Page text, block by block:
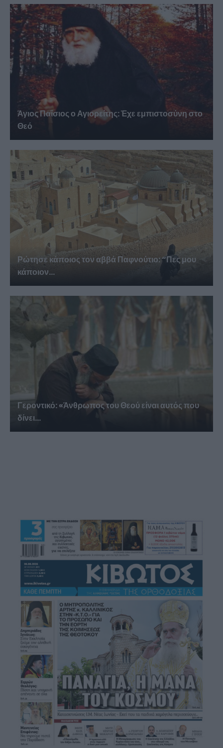
Άγιος Παΐσιος ο Αγιορείτης: Ἐχε εμπιστοσύνη στο
Θεό
Ρώτησε κάποιος τον αββά Παφνούτιο: “Πες μου
κάποιον...
Γεροντικό: «Άνθρωπος του Θεού είναι αυτός που
δίνει...